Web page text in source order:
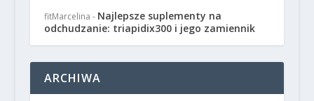
fitMarcelina - Najlepsze suplementy na
odchudzanie: triapidix300 i jego zamiennik
ARCHIWA